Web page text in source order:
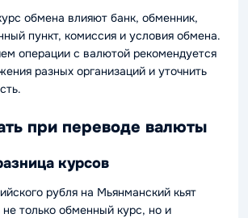
обмена влияют банк, обменник,
пункт, комиссия и условия обмена.
операции с валютой рекомендуется
разных организаций и уточнить
при переводе валюты
курсов
рубля на Мьянманский кьят
только обменный курс, но и